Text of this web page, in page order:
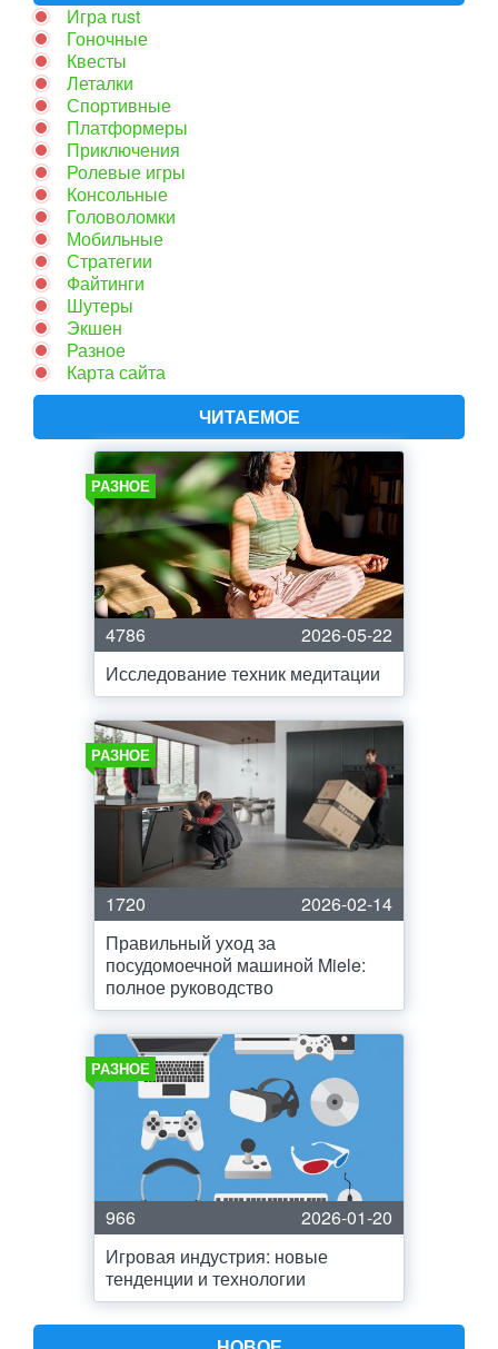
Игра rust
Гоночные
Квесты
Леталки
Спортивные
Платформеры
Приключения
Ролевые игры
Консольные
Головоломки
Мобильные
Стратегии
Файтинги
Шутеры
Экшен
Разное
Карта сайта
ЧИТАЕМОЕ
РАЗНОЕ
4786
2026-05-22
Исследование техник медитации
РАЗНОЕ
1720
2026-02-14
Правильный уход за
посудомоечной машиной Miele:
полное руководство
РАЗНОЕ
966
2026-01-20
Игровая индустрия: новые
тенденции и технологии